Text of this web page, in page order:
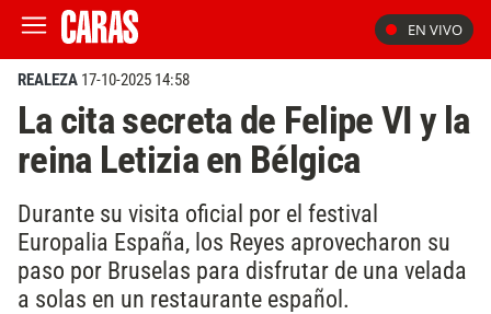
EN VIVO
REALEZA 17-10-2025 14:58
La cita secreta de Felipe VI y la
reina Letizia en Bélgica
Durante su visita oficial por el festival
Europalia España, los Reyes aprovecharon su
paso por Bruselas para disfrutar de una velada
a solas en un restaurante español.